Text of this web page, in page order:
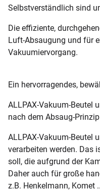
Selbstverständlich sind
Die effiziente,
Luft-Absaugung und für
Vakuumiervorgang.
Ein hervorragendes,
ALLPAX-Vakuum-Beutel
nach dem Absaug-
ALLPAX-Vakuum-Beutel
verarbeiten werden. Das
soll, die aufgrund der
Daher auch für große
z.B. Henkelmann, Komet